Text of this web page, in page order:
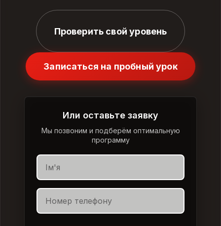
Проверить свой уровень
Записаться на пробный урок
Или оставьте заявку
Мы позвоним и подберём оптимальную
программу